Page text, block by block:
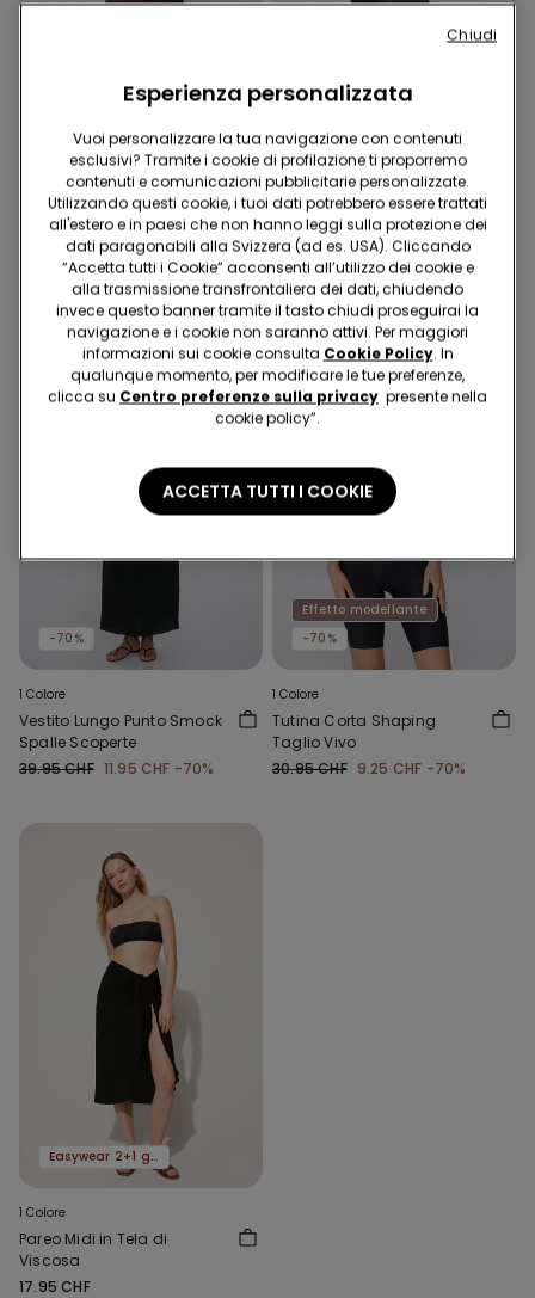
2 Colori
Sottoveste/Vestito
Asimmetrica in Raso e
30.95 CHF 9.25 CHF-70%
2 Colori
Sottoveste/Vestito
Asimmetrica in Raso e
Pizzo
30.95 CHF 9.25 CHF-70%
-70%
1 Colore
Vestito Lungo Punto Smock
Spalle Scoperte
39.95 CHF 11.95 CHF -70%
Effetto modellante
-70%
1 Colore
Tutina Corta Shaping
Taglio Vivo
30.95 CHF 9.25 CHF -70%
Easywear 2+1 gratis
1 Colore
Pareo Midi in Tela di
Viscosa
17.95 CHF
Esperienza personalizzata
Vuoi personalizzare la tua navigazione con contenuti
esclusivi? Tramite i cookie di profilazione ti proporremo
contenuti e comunicazioni pubblicitarie personalizzate.
Utilizzando questi cookie, i tuoi dati potrebbero essere trattati
all'estero e in paesi che non hanno leggi sulla protezione dei
dati paragonabili alla Svizzera (ad es. USA). Cliccando
“Accetta tutti i Cookie” acconsenti all’utilizzo dei cookie e
alla trasmissione transfrontaliera dei dati, chiudendo
invece questo banner tramite il tasto chiudi proseguirai la
navigazione e i cookie non saranno attivi. Per maggiori
informazioni sui cookie consulta Cookie Policy. In
qualunque momento, per modificare le tue preferenze,
clicca su Centro preferenze sulla privacy presente nella
cookie policy”.
ACCETTA TUTTI I COOKIE
Chiudi